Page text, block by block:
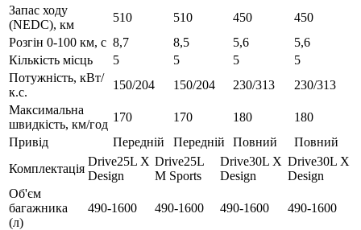
Запас ходу
(NEDC), км
510 510 450
450
Розгін 0-100 км, с 8,7 8,5 5,6
5,6
Кількість місць
5 5 5
5
Потужність, кВт/
к.с.
150/204 150/204 230/313
230/313
Максимальна
швидкість, км/год
170 170 180
180
Привід
Передній Передній Повний
Повний
Комплектація
Drive25L X
Design
Drive25L
M Sports
Drive30L X
Design
Drive30L X
Design
Об'єм
багажника
(л)
490-1600 490-1600 490-1600 490-1600